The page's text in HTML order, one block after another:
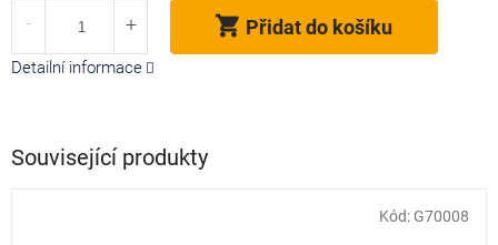
Přidat do košíku
Detailní informace
Související produkty
Kód: G70008